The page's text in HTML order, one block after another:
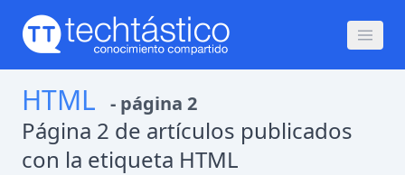
HTML - página 2
Página 2 de artículos publicados
con la etiqueta HTML